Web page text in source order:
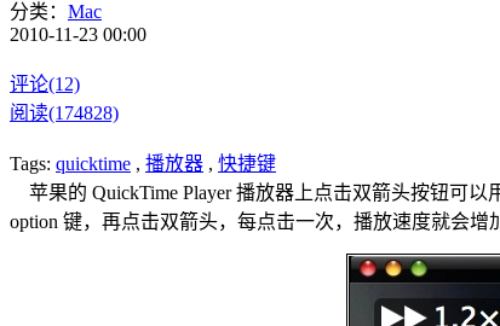
分类： Mac
2010-11-23 00:00
评论(12)
阅读(174828)
Tags: quicktime , 播放器 , 快捷键
苹果的 QuickTime Player 播放器上点击双箭头按钮可
option 键，再点击双箭头，每点击一次，播放速度就会增